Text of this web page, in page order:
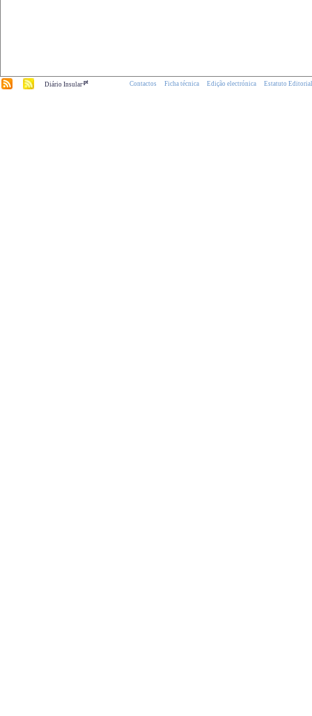
Diário Insular.pt Contactos Ficha técnica Edição electrónica Estatuto Editorial